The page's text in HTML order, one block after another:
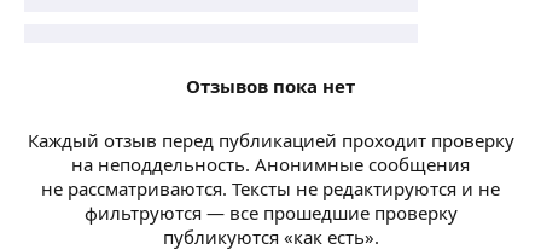
Отзывов пока нет
Каждый отзыв перед публикацией проходит проверку
на неподдельность. Анонимные сообщения
не рассматриваются. Тексты не редактируются и не
фильтруются — все прошедшие проверку
публикуются «как есть».